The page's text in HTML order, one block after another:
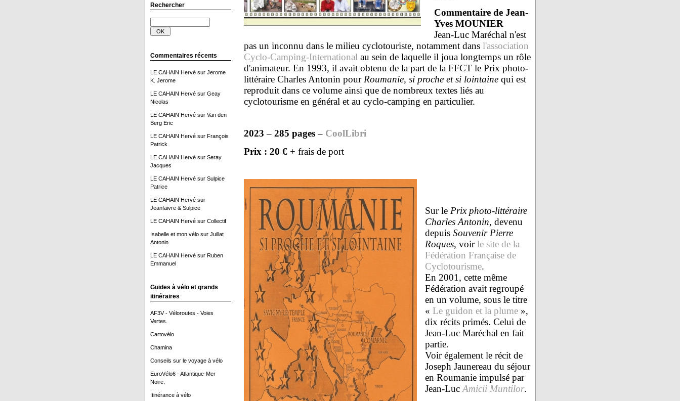
Rechercher
Commentaires récents
LE CAHAIN Hervésur Jerome
K. Jerome
LE CAHAIN Hervésur Geay
Nicolas
LE CAHAIN Hervésur Van den
Berg Eric
LE CAHAIN Hervésur François
Patrick
LE CAHAIN Hervésur Seray
Jacques
LE CAHAIN Hervésur Sulpice
Patrice
LE CAHAIN Hervésur
Jeanfaivre & Sulpice
LE CAHAIN Hervésur Collectif
Isabelle et mon vélosur Juillat
Antonin
LE CAHAIN Hervésur Ruben
Emmanuel
Guides à vélo et grands
itinéraires
AF3V - Véloroutes - Voies
Vertes.
Cartovélo
Chamina
Conseils sur le voyage à vélo
EuroVélo6 - Atlantique-Mer
Noire.
Itinérance à vélo
Commentaire de Jean-
Yves MOUNIER
Jean-Luc Maréchal n'est
pas un inconnu dans le milieu cyclotouriste, notamment dans l'association
Cyclo-Camping-International au sein de laquelle il joua longtemps un rôle
d'animateur. En 1993, il avait obtenu de la part de la FFCT le Prix photo-
littéraire Charles Antonin pour Roumanie, si proche et si lointainequi est
reproduit dans ce volume ainsi que de nombreux textes liés au
cyclotourisme en général et au cyclo-camping en particulier.
2023 – 285 pages– CoolLibri
Prix : 20 €+ frais de port
Sur le Prix photo-littéraire
Charles Antonin, devenu
depuis Souvenir Pierre
Roques, voirle site de la
Fédération Française de
Cyclotourisme.
En 2001, cette même
Fédération avait regroupé
en un volume, sous le titre
« Le guidon et la plume»,
dix récits primés. Celui de
Jean-Luc Maréchal en fait
partie.
Voir également le récit de
Joseph Jaunereau du séjour
en Roumanie impulsé par
Jean-Luc Amicii Muntilor.